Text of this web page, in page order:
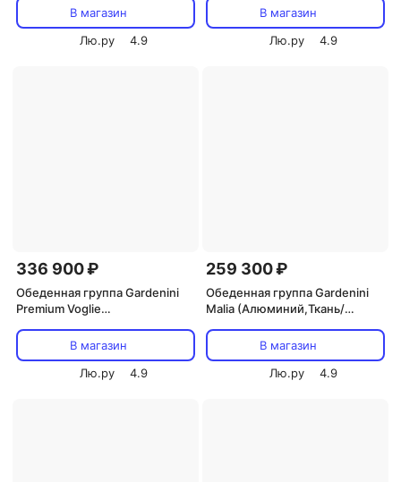
серый,Светлое дерево)
арт.DPVGL.010822.C2
В магазин
Лю.ру
4.9
серый,Светлое дерево)
арт.DPBLL.010822.C5
В магазин
Лю.ру
4.9
336 900 ₽
Обеденная группа Gardenini
Premium Voglie
серый,Светлое дерево)
арт.DPVGL.010822.C4
В магазин
Лю.ру
4.9
259 300 ₽
Обеденная группа Gardenini
Malia (Алюминий,Ткань/
арт.DMLA.010818.C4
В магазин
Лю.ру
4.9